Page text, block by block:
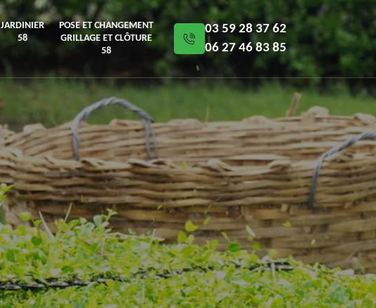
JARDINIER
58
POSE ET CHANGEMENT
GRILLAGE ET CLÔTURE
58
03 59 28 37 62
06 27 46 83 85